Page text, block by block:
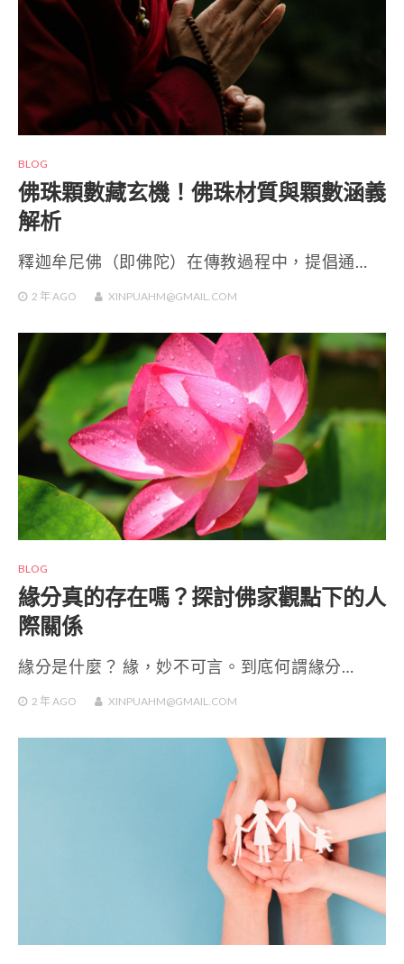
BLOG
佛珠顆數藏玄機！佛珠材質與顆數涵義
解析
釋迦牟尼佛（即佛陀）在傳教過程中，提倡通…
2 年AGO XINPUAHM@GMAIL.COM
BLOG
緣分真的存在嗎？探討佛家觀點下的人
際關係
緣分是什麼？ 緣，妙不可言。到底何謂緣分…
2 年AGO XINPUAHM@GMAIL.COM